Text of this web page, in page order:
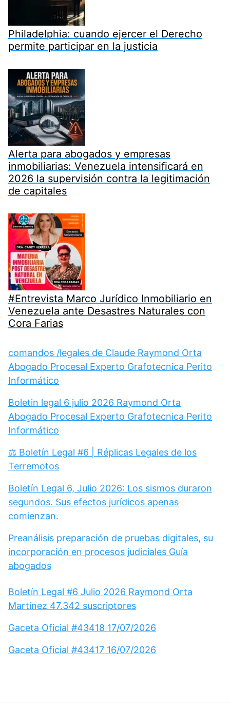
Philadelphia: cuando ejercer el Derecho
permite participar en la justicia
Alerta para abogados y empresas
inmobiliarias: Venezuela intensificará en
2026 la supervisión contra la legitimación
de capitales
#Entrevista Marco Jurídico Inmobiliario en
Venezuela ante Desastres Naturales con
Cora Farias
comandos /legales de Claude Raymond Orta
Abogado Procesal Experto Grafotecnica Perito
Informático
Boletin legal 6 julio 2026 Raymond Orta
Abogado Procesal Experto Grafotecnica Perito
Informático
⚖️ Boletín Legal #6 | Réplicas Legales de los
Terremotos
Boletín Legal 6, Julio 2026: Los sismos duraron
segundos. Sus efectos jurídicos apenas
comienzan.
Preanálisis preparación de pruebas digitales, su
incorporación en procesos judiciales Guía
abogados
Boletín Legal #6 Julio 2026 Raymond Orta
Martínez 47.342 suscriptores
Gaceta Oficial #43418 17/07/2026
Gaceta Oficial #43417 16/07/2026